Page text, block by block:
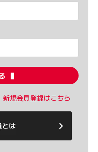
新規会員登録はこちら